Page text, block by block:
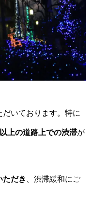
いております。特に
上の道路上での渋滞が
ただき 、渋滞緩和にご